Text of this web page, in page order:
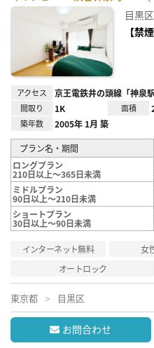
目黒区
【禁
アクセス 京王電鉄井の頭線「神泉
間取り 1K 面積
築年数 2005年 1月 築
プラン名・期間
ロングプラン
210日以上～365日未満
ミドルプラン
90日以上～210日未満
ショートプラン
30日以上～90日未満
インターネット無料 女
オートロック
東京都 目黒区
お問合わせ